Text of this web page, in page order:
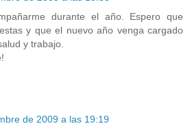
durante el año. Espero que
y que el nuevo año venga cargado
y trabajo.
de 2009 a las 19:19